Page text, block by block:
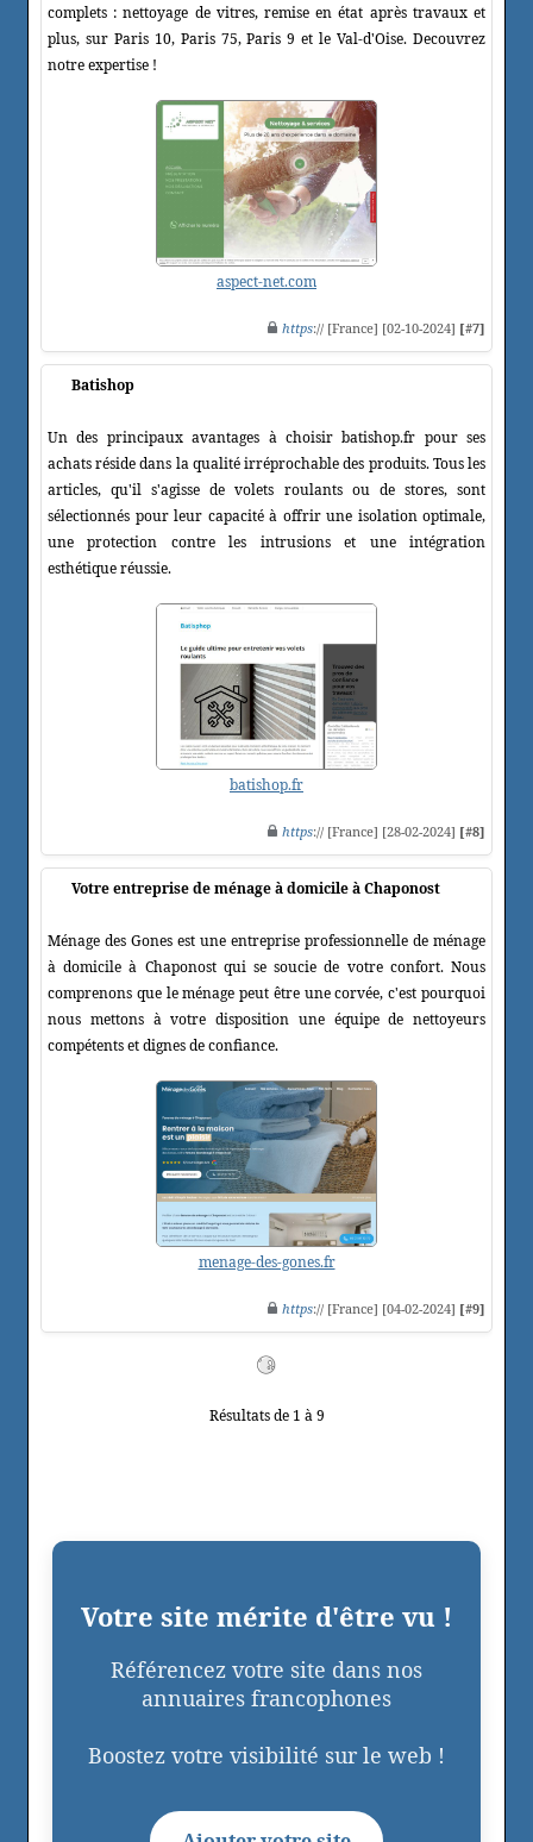
complets : nettoyage de vitres, remise en état après travaux et
plus, sur Paris 10, Paris 75, Paris 9 et le Val-d'Oise. Decouvrez
notre expertise !
aspect-net.com
https:// [France] [02-10-2024] [#7]
Batishop
Un des principaux avantages à choisir batishop.fr pour ses
achats réside dans la qualité irréprochable des produits. Tous les
articles, qu'il s'agisse de volets roulants ou de stores, sont
sélectionnés pour leur capacité à offrir une isolation optimale,
une protection contre les intrusions et une intégration
esthétique réussie.
batishop.fr
https:// [France] [28-02-2024] [#8]
Votre entreprise de ménage à domicile à Chaponost
Ménage des Gones est une entreprise professionnelle de ménage
à domicile à Chaponost qui se soucie de votre confort. Nous
comprenons que le ménage peut être une corvée, c'est pourquoi
nous mettons à votre disposition une équipe de nettoyeurs
compétents et dignes de confiance.
menage-des-gones.fr
https:// [France] [04-02-2024] [#9]
Résultats de 1 à 9
Votre site mérite d'être vu !
Référencez votre site dans nos
annuaires francophones
Boostez votre visibilité sur le web !